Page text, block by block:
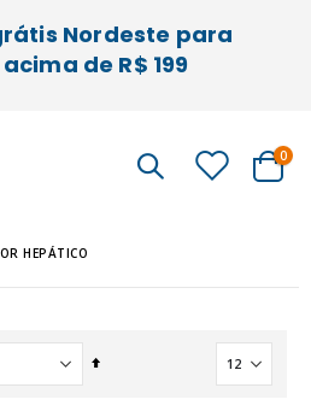
Nordeste para
de R$ 199
Cart
0
HEPÁTICO
Definir